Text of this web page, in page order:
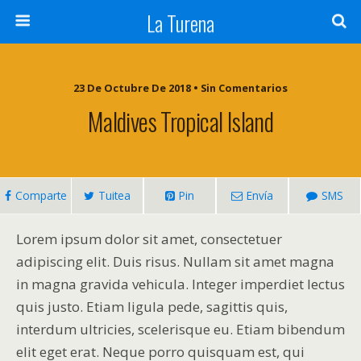
La Turena
23 De Octubre De 2018 • Sin Comentarios
Maldives Tropical Island
Comparte Tuitea Pin Envía SMS
Lorem ipsum dolor sit amet, consectetuer
adipiscing elit. Duis risus. Nullam sit amet magna
in magna gravida vehicula. Integer imperdiet lectus
quis justo. Etiam ligula pede, sagittis quis,
interdum ultricies, scelerisque eu. Etiam bibendum
elit eget erat. Neque porro quisquam est, qui